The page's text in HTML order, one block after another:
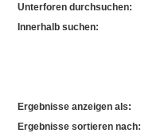
Unterforen durchsuchen:
Innerhalb suchen:
Ergebnisse anzeigen als:
Ergebnisse sortieren nach: